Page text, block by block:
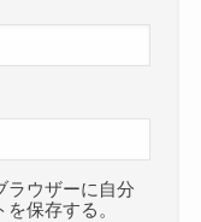
ラウザーに自分
保存する。